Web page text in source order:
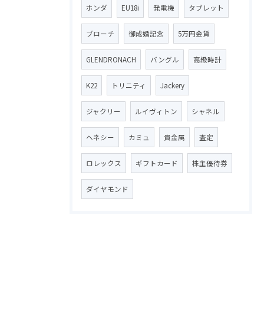
ホンダ EU18i 発電機 タブレット
ブローチ 御成婚記念 5万円金貨
GLENDRONACH バングル 高級時計
K22 トリニティ Jackery
ジャクリー ルイヴィトン シャネル
ヘネシー カミュ 貴金属 査定
ロレックス ギフトカード 株主優待券
ダイヤモンド